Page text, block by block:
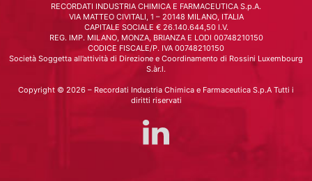
RECORDATI INDUSTRIA CHIMICA E FARMACEUTICA S.p.A.
VIA MATTEO CIVITALI, 1 – 20148 MILANO, ITALIA
CAPITALE SOCIALE € 26.140.644,50 I.V.
REG. IMP. MILANO, MONZA, BRIANZA E LODI 00748210150
CODICE FISCALE/P. IVA 00748210150
Società Soggetta all’attività di Direzione e Coordinamento di Rossini Luxembourg
S.àr.l.
Copyright © 2026 – Recordati Industria Chimica e Farmaceutica S.p.A Tutti i
diritti riservati